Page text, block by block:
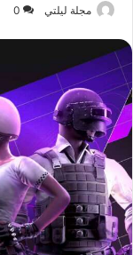
مجلة ليلتي 0